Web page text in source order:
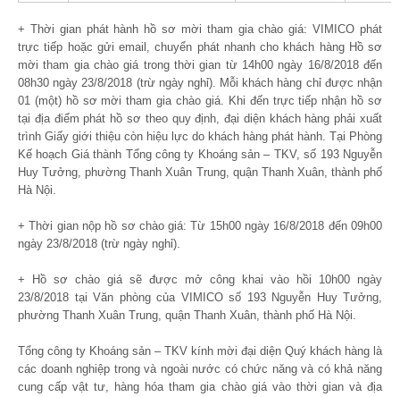
+ Thời gian phát hành hồ sơ mời tham gia chào giá: VIMICO phát
trực tiếp hoặc gửi email, chuyển phát nhanh cho khách hàng Hồ sơ
mời tham gia chào giá trong thời gian từ 14h00 ngày 16/8/2018 đến
08h30 ngày 23/8/2018 (trừ ngày nghỉ). Mỗi khách hàng chỉ được nhận
01 (một) hồ sơ mời tham gia chào giá. Khi đến trực tiếp nhận hồ sơ
tại địa điểm phát hồ sơ theo quy định, đại diện khách hàng phải xuất
trình Giấy giới thiệu còn hiệu lực do khách hàng phát hành. Tại Phòng
Kế hoạch Giá thành Tổng công ty Khoáng sản – TKV, số 193 Nguyễn
Huy Tưởng, phường Thanh Xuân Trung, quận Thanh Xuân, thành phố
Hà Nội.
+ Thời gian nộp hồ sơ chào giá: Từ 15h00 ngày 16/8/2018 đến 09h00
ngày 23/8/2018 (trừ ngày nghỉ).
+ Hồ sơ chào giá sẽ được mở công khai vào hồi 10h00 ngày
23/8/2018 tại Văn phòng của VIMICO số 193 Nguyễn Huy Tưởng,
phường Thanh Xuân Trung, quận Thanh Xuân, thành phố Hà Nội.
Tổng công ty Khoáng sản – TKV kính mời đại diện Quý khách hàng là
các doanh nghiệp trong và ngoài nước có chức năng và có khả năng
cung cấp vật tư, hàng hóa tham gia chào giá vào thời gian và địa